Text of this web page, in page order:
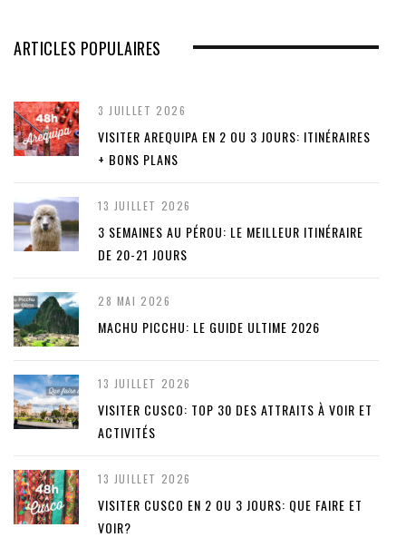
ARTICLES POPULAIRES
3 JUILLET 2026
VISITER AREQUIPA EN 2 OU 3 JOURS: ITINÉRAIRES
+ BONS PLANS
13 JUILLET 2026
3 SEMAINES AU PÉROU: LE MEILLEUR ITINÉRAIRE
DE 20-21 JOURS
28 MAI 2026
MACHU PICCHU: LE GUIDE ULTIME 2026
13 JUILLET 2026
VISITER CUSCO: TOP 30 DES ATTRAITS À VOIR ET
ACTIVITÉS
13 JUILLET 2026
VISITER CUSCO EN 2 OU 3 JOURS: QUE FAIRE ET
VOIR?